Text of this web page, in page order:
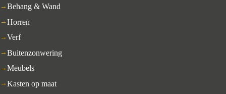
Behang & Wand
Horren
Verf
Buitenzonwering
Meubels
Kasten op maat